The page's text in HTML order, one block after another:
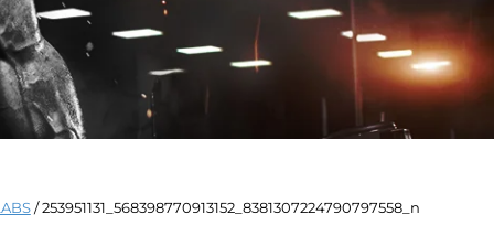
/ 253951131_568398770913152_8381307224790797558_n